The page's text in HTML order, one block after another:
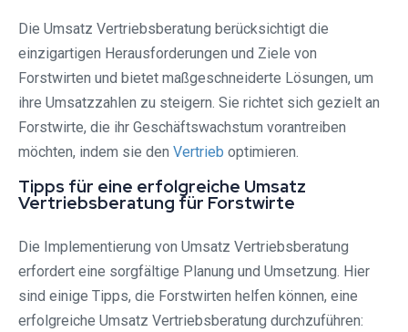
Die Umsatz Vertriebsberatung berücksichtigt die
einzigartigen Herausforderungen und Ziele von
Forstwirten und bietet maßgeschneiderte Lösungen, um
ihre Umsatzzahlen zu steigern. Sie richtet sich gezielt an
Forstwirte, die ihr Geschäftswachstum vorantreiben
möchten, indem sie den Vertrieb optimieren.
Tipps für eine erfolgreiche Umsatz
Vertriebsberatung für Forstwirte
Die Implementierung von Umsatz Vertriebsberatung
erfordert eine sorgfältige Planung und Umsetzung. Hier
sind einige Tipps, die Forstwirten helfen können, eine
erfolgreiche Umsatz Vertriebsberatung durchzuführen: